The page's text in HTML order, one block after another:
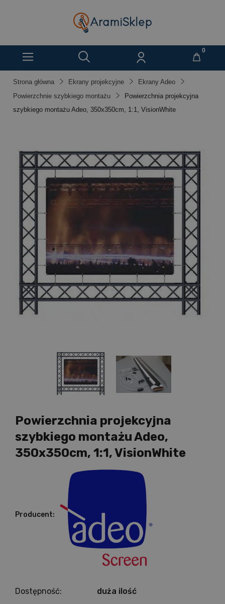
Strona główna Ekrany projekcyjne
Ekrany Adeo
Powierzchnie szybkiego montażu
Powierzchnia projekcyjna
szybkiego montażu Adeo, 350x350cm, 1:1, VisionWhite
Powierzchnia projekcyjna
szybkiego montażu Adeo,
350x350cm, 1:1, VisionWhite
Producent:
Dostępność: duża ilość